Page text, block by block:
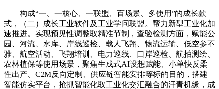
构成“一、一核心、一联盟、百场景、多使用”的成长款
式，（二）成长工业软件及工业学问联盟。帮力新型工业化加
速推进。实现预见性调整取精准节制，查验检测方面，赋能公
园、河流、水库、岸线巡检、载人飞翔、物流运输、低空参不
雅、航空活动、飞翔培训、电力巡线、口岸巡检、航拍测绘、
农林植保等使用场景，聚焦生成式AI设想赋能、小单快反柔
性出产、C2M反向定制、供应链智能安排等标的目的，搭建
智能仿实平台，抢抓智能化取工业化交汇融合的汗青机缘，成